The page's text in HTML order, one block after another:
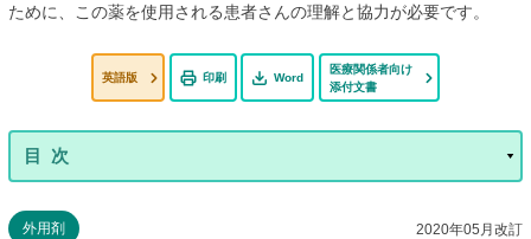
ために、この薬を使用される患者さんの理解と協力が必要です。
英語版 印刷 Word
医療関係者向け
添付文書
外用剤 2020年05月改訂